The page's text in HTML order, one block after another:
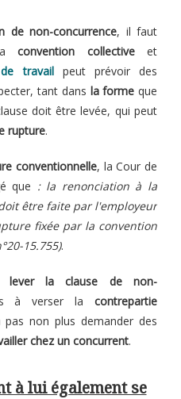
de non-concurrence, il faut
laconvention collectiveet
travailpeut prévoir des
tant dans la forme que
doit être levée, qui peut
rupture.
conventionnelle, la Cour de
que : la renonciation à la
être faite par l'employeur
fixée par la convention
15.755).
lever la clause de non-
à verser la contrepartie
non plus demander des
chez un concurrent.
à lui également se